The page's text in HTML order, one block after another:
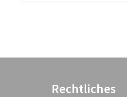
Rechtliches